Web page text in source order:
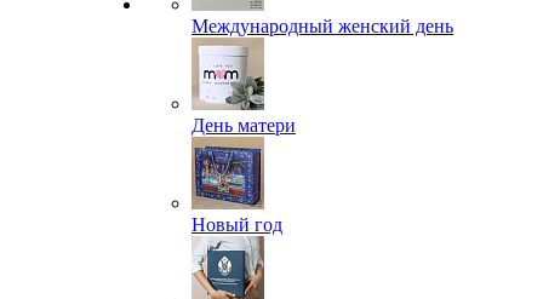
Международный женский день
День матери
Новый год